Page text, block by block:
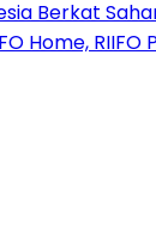
Berkat
Home,